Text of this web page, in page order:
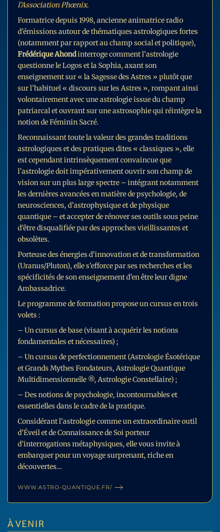
l’Association Phœnix.
Formatrice depuis 1998, ancienne animatrice radio
d’émissions autour de thématiques astrologiques fortes
(notamment par rapport au champ social et politique),
Frédérique Ahondinterroge comment l’astrologie
questionne le Logos et la Sophia, axant son
enseignement sur « la Sagesse des Astres » plutôt que
sur l’habituel « discours sur les Astres », rompant ainsi
volontairement avec une astrologie issue du champ
patriarcal et ouvrant sur une astrosophie qui réintègre la
notion de Féminin Sacré.
Reconnaissant toute la valeur des grandes traditions
astrologiques et des pratiques dites « classiques », elle
est cependant intrinsèquement convaincue que
l’astrologie doit impérativement ouvrir son champ de
vision sur un plus large spectre – intégrant notamment
les dernières avancées en matière de psychologie, de
neurosciences, d’astrophysique et de physique
quantique – et accepter de rénover ses outils sous peine
d’être disqualifiée par des approches vieillissantes et
obsolètes.
Porteuse des énergies d’innovation et de transformation
(Uranus/Pluton), elle s’efforce par ses recherches et les
spécificités de son enseignement d’en être leur digne
Ambassadrice.
Le programme de formation propose un cursus en trois
volets :
– Un cursus de base (visant à acquérir les notions
fondamentales et nécessaires) ;
– Un cursus de perfectionnement (Astrologie Ésotérique
et Grands Mythes Fondateurs, Astrologie Quantique
Multidimensionnelle ®, Astrologie Constellaire) ;
– Des notions de psychologie, incontournables et
essentielles dans le cadre de la pratique.
Considérant l’astrologie comme un extraordinaire outil
d’Éveil et de Connaissance de Soi porteur
d’interrogations métaphysiques, elle vous invite à
embarquer pour un voyage surprenant, riche en
découvertes…
WWW.ASTRO-QUANTIQUE.FR/
À VENIR